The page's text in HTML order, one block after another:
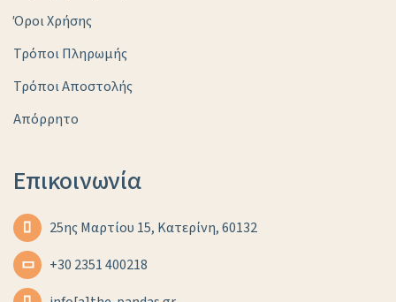
Όροι Χρήσης
Τρόποι Πληρωμής
Τρόποι Αποστολής
Απόρρητο
Επικοινωνία
25ης Μαρτίου 15, Κατερίνη, 60132
+30 2351 400218